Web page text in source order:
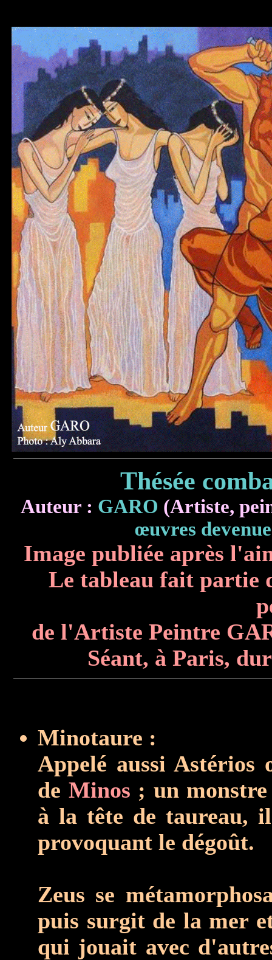
Thésée
Auteur : GARO (Artiste,
œuvres
Image publiée après
Le tableau fait partie
de l'Artiste Peintre
Séant, à Paris,
Minotaure :
Appelé aussi
de Minos ; un
à la tête de taureau,
provoquant le dégoût.
Zeus se
puis surgit de la mer
qui jouait avec